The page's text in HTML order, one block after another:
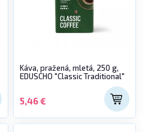
Káva, pražená, mletá, 250 g,
EDUSCHO "Classic Traditional"
5,46 €